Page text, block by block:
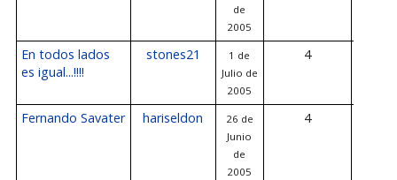
de
2005
En todos lados
es igual...!!!!
stones21
1 de
Julio de
2005
4
Fernando Savater hariseldon
26 de
Junio
de
2005
4